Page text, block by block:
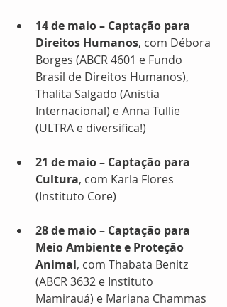
14 de maio – Captação para
Direitos Humanos, com Débora
Borges (ABCR 4601 e Fundo
Brasil de Direitos Humanos),
Thalita Salgado (Anistia
Internacional) e Anna Tullie
(ULTRA e diversifica!)
21 de maio – Captação para
Cultura, com Karla Flores
(Instituto Core)
28 de maio – Captação para
Meio Ambiente e Proteção
Animal, com Thabata Benitz
(ABCR 3632 e Instituto
Mamirauá) e Mariana Chammas